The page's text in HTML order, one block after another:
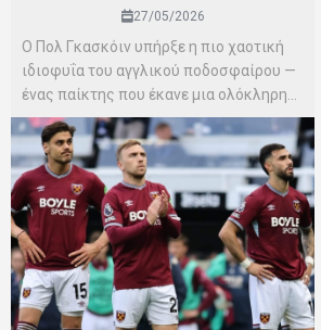
27/05/2026
Ο Πολ Γκασκόιν υπήρξε η πιο χαοτική
ιδιοφυΐα του αγγλικού ποδοσφαίρου —
ένας παίκτης που έκανε μια ολόκληρη...